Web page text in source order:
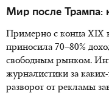
Мир после Трампа:
Примерно с конца XIX
приносила 70–80%
свободным рынком.
журналистики за
разворот от рекламы